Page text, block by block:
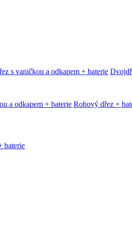
s vaničkou a odkapem + baterie
a odkapem + baterie Rohový dřez +
baterie